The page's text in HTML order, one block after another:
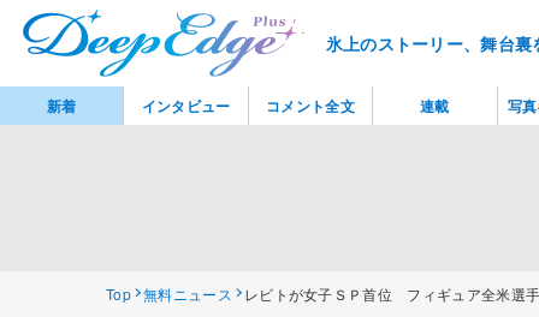
氷上のストーリー、舞台
Top 無料ニュース レビトが女子ＳＰ首位 フィギュア全米選
新着 インタビュー コメント全文 連載 写